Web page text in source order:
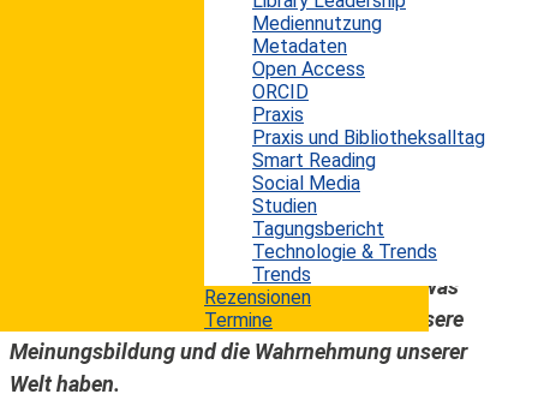
Mediennutzung
Metadaten
Open Access
ORCID
Praxis
Praxis und Bibliotheksalltag
Smart Reading
Social Media
Studien
Tagungsbericht
Technologie & Trends
Trends
Rezensionen
Termine
und eigenständig Daten und Informationen
sammeln sowie selbst Beiträge verfassen. Ziel
dieser Bots ist die Beeinflussung und die
Manipulation von Meinungen. Sie kommen
vorwiegend in den sozialen Medien zum Einsatz.
Social Bots wurden bereits sehr erfolgreich bei
der diesjährigen US-Präsidentschaftswahl sowie
bei der Brexit-Abstimmung in Großbritannien
eingesetzt. In diesem Beitrag wird erläutert, was
Bots sind und welche Auswirkung sie auf unsere
Meinungsbildung und die Wahrnehmung unserer
Welt haben.